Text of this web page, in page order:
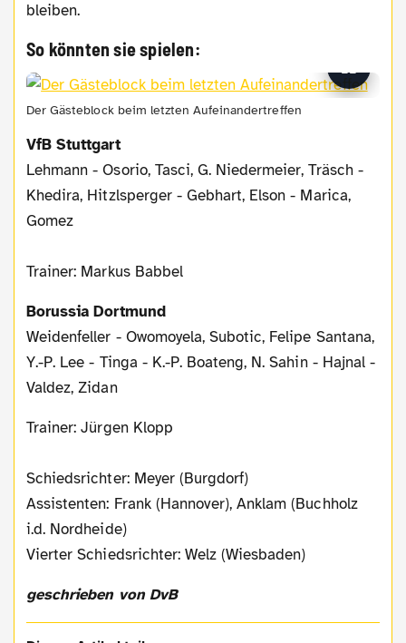
bleiben.
So könnten sie spielen:
Der Gästeblock beim letzten Aufeinandertreffen
VfB Stuttgart
Lehmann - Osorio, Tasci, G. Niedermeier, Träsch -
Khedira, Hitzlsperger - Gebhart, Elson - Marica,
Gomez
Trainer: Markus Babbel
Borussia Dortmund
Weidenfeller - Owomoyela, Subotic, Felipe Santana,
Y.-P. Lee - Tinga - K.-P. Boateng, N. Sahin - Hajnal -
Valdez, Zidan
Trainer: Jürgen Klopp
Schiedsrichter: Meyer (Burgdorf)
Assistenten: Frank (Hannover), Anklam (Buchholz
i.d. Nordheide)
Vierter Schiedsrichter: Welz (Wiesbaden)
geschrieben von DvB